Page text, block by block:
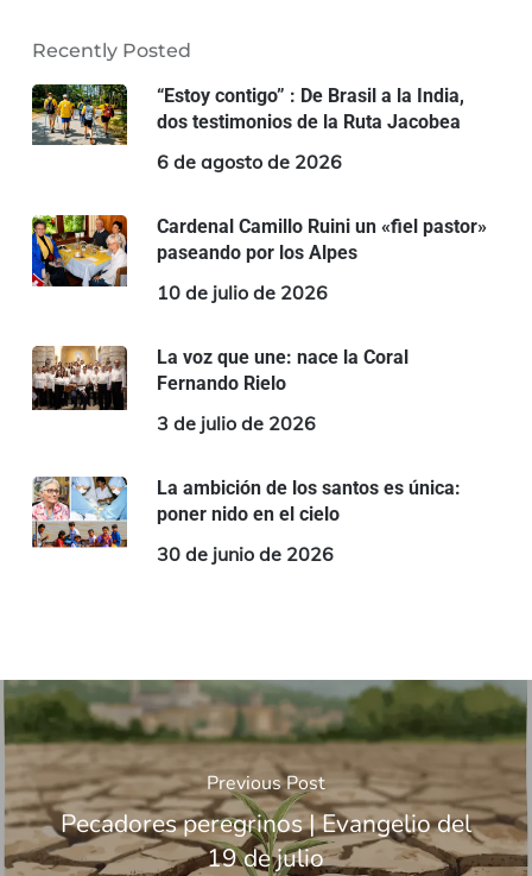
Recently Posted
“Estoy contigo” : De Brasil a la India,
dos testimonios de la Ruta Jacobea
6 de agosto de 2026
Cardenal Camillo Ruini un «fiel pastor»
paseando por los Alpes
10 de julio de 2026
La voz que une: nace la Coral
Fernando Rielo
3 de julio de 2026
La ambición de los santos es única:
poner nido en el cielo
30 de junio de 2026
Previous Post
Pecadores peregrinos | Evangelio del
19 de julio